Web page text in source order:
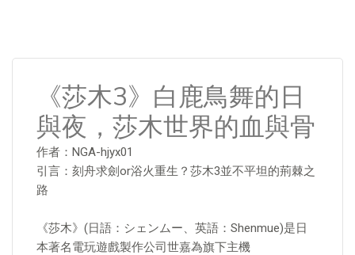
《莎木3》白鹿鳥舞的日
與夜，莎木世界的血與骨
作者：NGA-hjyx01
引言：刻舟求劍or浴火重生？莎木3並不平坦的荊棘之
路
《莎木》(日語：シェンムー、英語：Shenmue)是日
本著名電玩遊戲製作公司世嘉為旗下主機